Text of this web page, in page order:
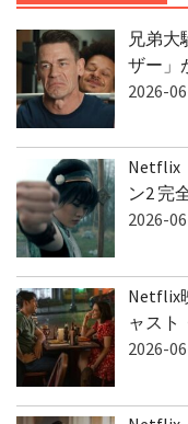
兄弟大
ザー
2026-
Netflix
ン2 完
2026-
Netflix
ャス
2026-